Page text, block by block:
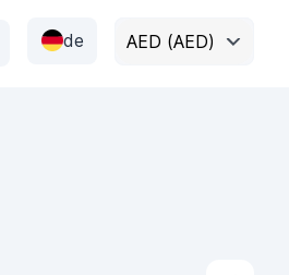
de AED (AED)